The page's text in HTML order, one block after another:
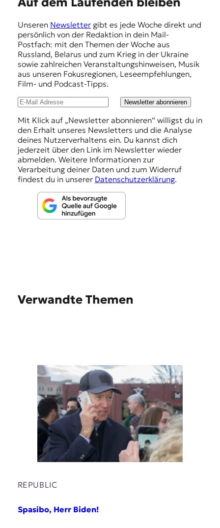
Unseren Newslettergibt es jede Woche direkt und
persönlich von der Redaktion in dein Mail-
Postfach: mit den Themen der Woche aus
Russland, Belarus und zum Krieg in der Ukraine
sowie zahlreichen Veranstaltungshinweisen, Musik
aus unseren Fokusregionen, Leseempfehlungen,
Film- und Podcast-Tipps.
Newsletter abonnieren
Mit Klick auf „Newsletter abonnieren“ willigst du in
den Erhalt unseres Newsletters und die Analyse
deines Nutzerverhaltens ein. Du kannst dich
jederzeit über den Link im Newsletter wieder
abmelden. Weitere Informationen zur
Verarbeitung deiner Daten und zum Widerruf
findest du in unserer Datenschutzerklärung.
Verwandte Themen
REPUBLIC
Spasibo, Herr Biden!